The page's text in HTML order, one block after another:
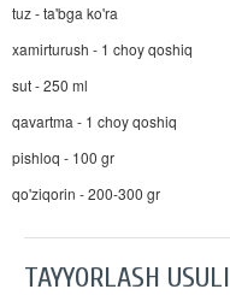
tuz - ta'bga ko'ra
xamirturush - 1 choy qoshiq
sut - 250 ml
qavartma - 1 choy qoshiq
pishloq - 100 gr
qo'ziqorin - 200-300 gr
TAYYORLASH USULI